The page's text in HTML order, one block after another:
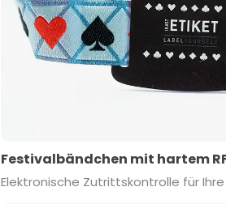
Festivalbändchen mit hartem
Elektronische Zutrittskontrolle für